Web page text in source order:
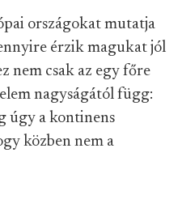
országokat mutatja
érzik magukat jól
nem csak az egy főre
nagyságától függ:
úgy a kontinens
közben nem a